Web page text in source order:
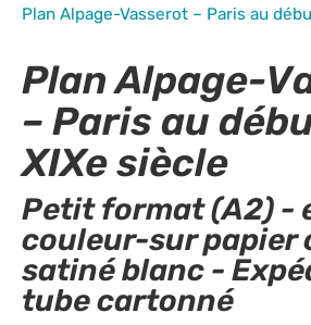
Plan Alpage-Vasserot – Paris au
Plan Alpage-
– Paris au
XIXe siècle
Petit format (A2) -
couleur-sur papier
satiné blanc -
tube cartonné